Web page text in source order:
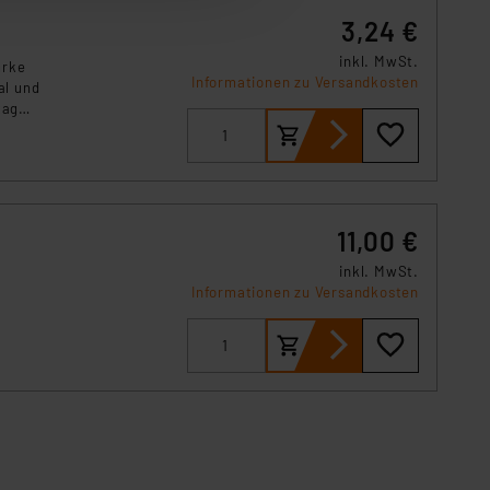
angezeigt wird.
von Cookies
(1) lit. a DSGVO.
mit unzureichendem
Europäischen
der übermittelten
und
3,24 €
inkl. MwSt.
Informationen zu Versandkosten
11,00 €
inkl. MwSt.
Informationen zu Versandkosten